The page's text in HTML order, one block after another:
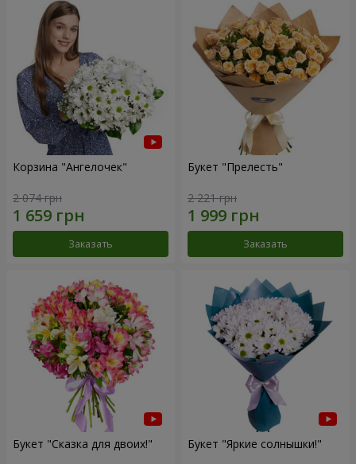
Корзина "Ангелочек"
2 074 грн
Заказать
Букет "Прелесть"
2 221 грн
Заказать
Букет "Сказка для двоих!" Букет "Яркие солнышки!"